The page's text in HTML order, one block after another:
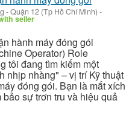
-Quận 12 (Tp Hồ Chí Minh) -
seller
hành máy đóng gói
Operator) Role
tôi đang tìm kiếm một
nhịp nhàng" – vị trí Kỹ thuật
đóng gói. Bạn là mắt xích
sự trơn tru và hiệu quả